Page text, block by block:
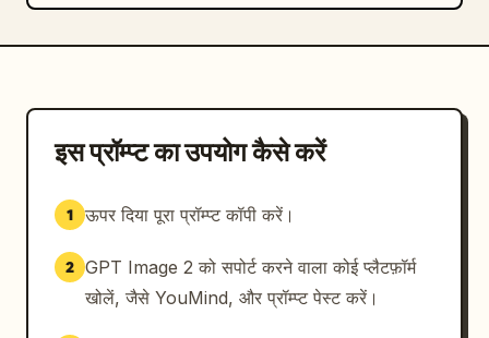
इस प्रॉम्प्ट का उपयोग कैसे करें
1 ऊपर दिया पूरा प्रॉम्प्ट कॉपी करें।
2 GPT Image 2 को सपोर्ट करने वाला कोई प्लैटफ़ॉर्म
खोलें, जैसे YouMind, और प्रॉम्प्ट पेस्ट करें।